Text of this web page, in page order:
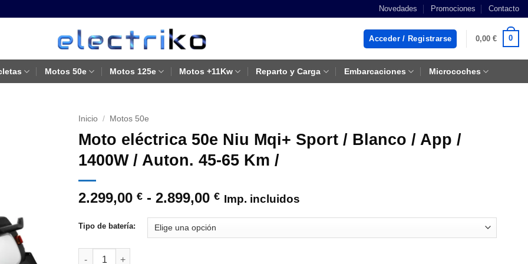
Novedades Promociones Contacto
Acceder / Registrarse 0,00 € 0
Motos 50e Motos 125e Motos +11Kw Reparto y Carga Embarcaciones Microcoches
Inicio / Motos 50e
Moto eléctrica 50e Niu Mqi+ Sport / Blanco / App /
1400W / Auton. 45-65 Km /
2.299,00€ - 2.899,00€Rango
desde
Imp. incluidos
Tipo de batería:
Moto eléctrica 50e Niu Mqi+ Sport / Blanco / App / 1400W / Auton. 45-65 Km / cantidad